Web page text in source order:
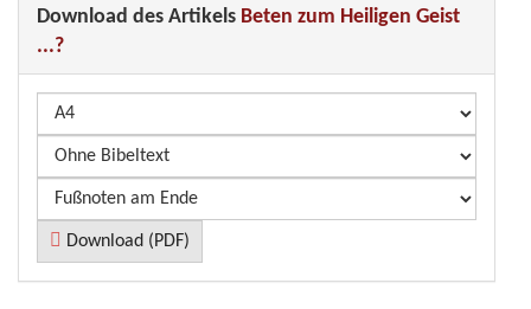
Download des Artikels Beten zum Heiligen Geist
...?
Download (PDF)